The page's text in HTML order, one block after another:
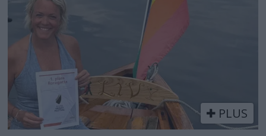
PLUS